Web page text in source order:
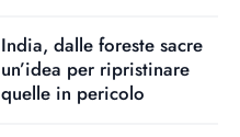
India, dalle foreste sacre
un’idea per ripristinare
quelle in pericolo